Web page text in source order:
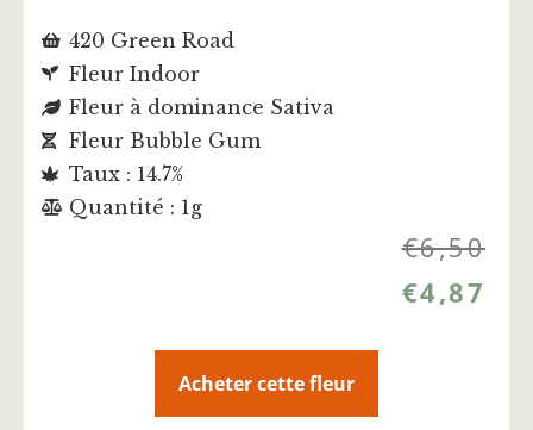
420 Green Road
Fleur Indoor
Fleur à dominance Sativa
Fleur Bubble Gum
Taux : 14.7%
Quantité : 1g
€6,50
€4,87
Acheter cette fleur